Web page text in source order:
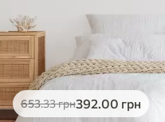
653.33грн392.00 грн